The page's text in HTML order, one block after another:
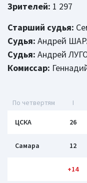
Зрителей: 1 297
Старший судья:
Судья: Андрей
Судья: Андрей
Комиссар:
По четвертям I
ЦСКА 26
Самара 12
+14